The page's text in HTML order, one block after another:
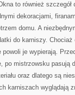
to również
dekoracjami,
domu. A
do karniszy. Chociaż
powoli je wypierają.
po mistrzowsku pasują
oraz dlatego są
karniszach wyglądają